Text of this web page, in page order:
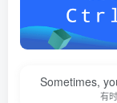
Sometimes,
有